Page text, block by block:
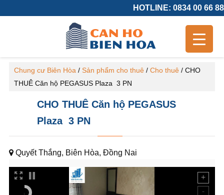
HOTLINE: 0834 00 66 88
Chung cư Biên Hòa / Sản phẩm cho thuê/ Cho thuê/ CHO
THUÊ Căn hộ PEGASUS Plaza 3 PN
CHO THUÊ Căn hộ PEGASUS
Plaza 3 PN
Quyết Thắng, Biên Hòa, Đồng Nai